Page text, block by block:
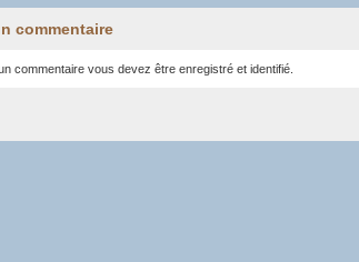
commentaire
commentaire vous devez être enregistré et identifié.